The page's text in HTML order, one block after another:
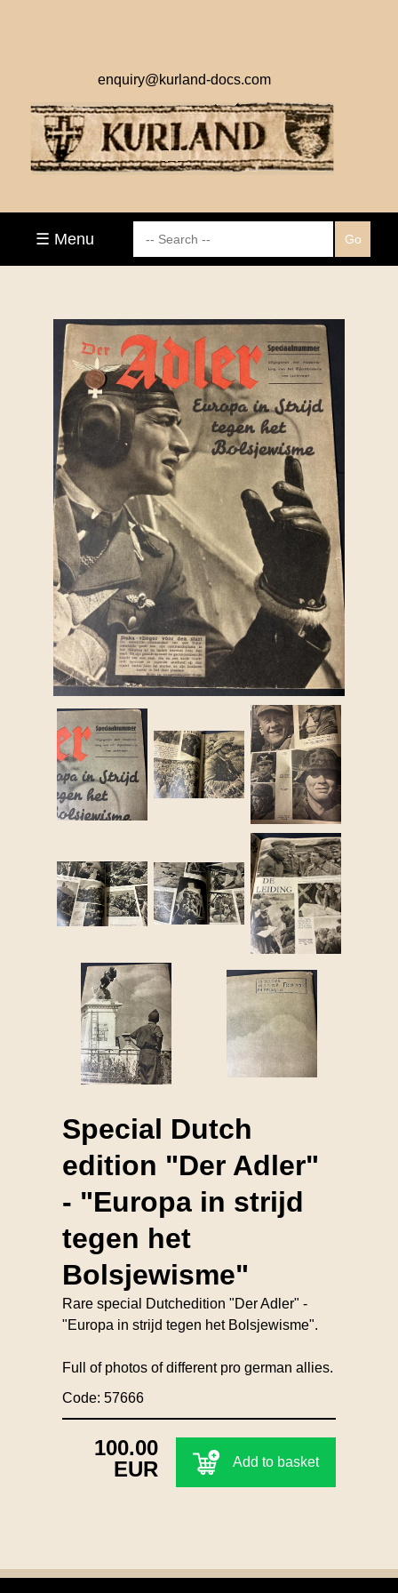
enquiry@kurland-docs.com
☰ Menu
Special Dutch
edition "Der Adler"
- "Europa in strijd
tegen het
Bolsjewisme"
Rare special Dutchedition "Der Adler" -
"Europa in strijd tegen het Bolsjewisme".
Full of photos of different pro german allies.
Code: 57666
100.00
EUR
Add to basket